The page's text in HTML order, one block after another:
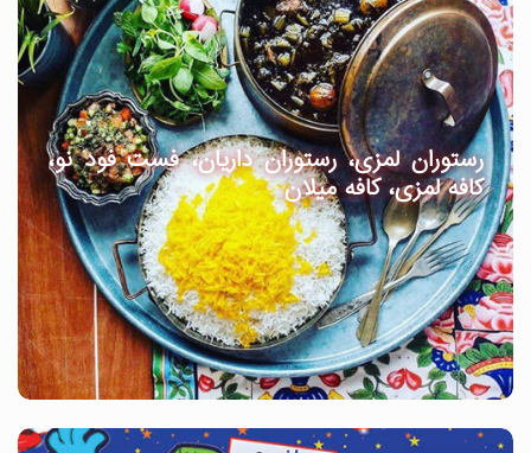
رستوران لمزی، رستوران داریان، فست فود نو،
کافه لمزی، کافه میلان